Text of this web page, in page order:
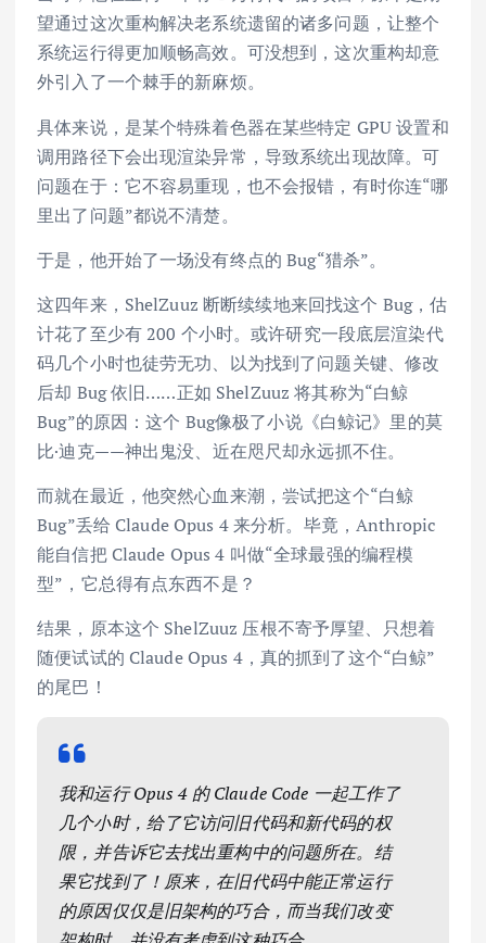
望通过这次重构解决老系统遗留的诸多问题，让整个
系统运行得更加顺畅高效。可没想到，这次重构却意
外引入了一个棘手的新麻烦。
具体来说，是某个特殊着色器在某些特定 GPU 设置和
调用路径下会出现渲染异常，导致系统出现故障。可
问题在于：它不容易重现，也不会报错，有时你连“哪
里出了问题”都说不清楚。
于是，他开始了一场没有终点的 Bug“猎杀”。
这四年来，ShelZuuz 断断续续地来回找这个 Bug，估
计花了至少有 200 个小时。或许研究一段底层渲染代
码几个小时也徒劳无功、以为找到了问题关键、修改
后却 Bug 依旧……正如 ShelZuuz 将其称为“白鲸
Bug”的原因：这个 Bug像极了小说《白鲸记》里的莫
比·迪克——神出鬼没、近在咫尺却永远抓不住。
而就在最近，他突然心血来潮，尝试把这个“白鲸
Bug”丢给 Claude Opus 4 来分析。毕竟，Anthropic
能自信把 Claude Opus 4 叫做“全球最强的编程模
型”，它总得有点东西不是？
结果，原本这个 ShelZuuz 压根不寄予厚望、只想着
随便试试的 Claude Opus 4，真的抓到了这个“白鲸”
的尾巴！
我和运行 Opus 4 的 Claude Code 一起工作了
几个小时，给了它访问旧代码和新代码的权
限，并告诉它去找出重构中的问题所在。结
果它找到了！原来，在旧代码中能正常运行
的原因仅仅是旧架构的巧合，而当我们改变